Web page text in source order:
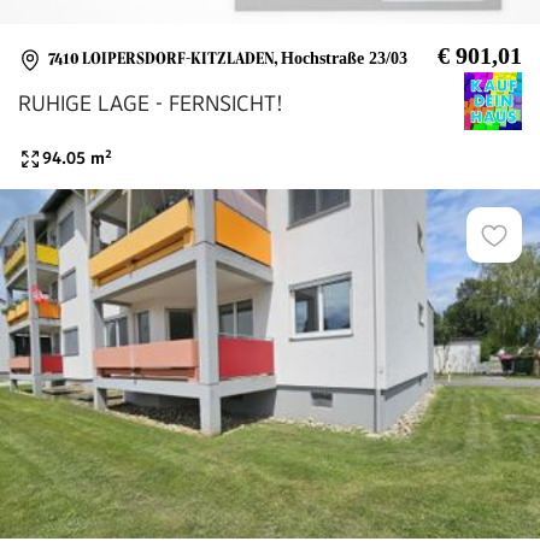
7410 LOIPERSDORF-KITZLADEN, Hochstraße 23/03 € 901,01
RUHIGE LAGE - FERNSICHT!
94.05 m²